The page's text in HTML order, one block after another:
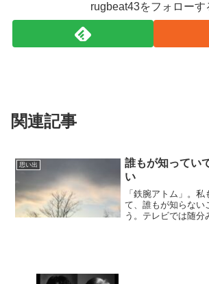
rugbeat43をフォローす
関連記事
思い出
誰もが知ってい
い
「鉄腕アトム」。
て、誰もが知らない
う。テレビでは随分